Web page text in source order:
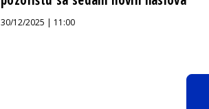
30/12/2025 | 11:00